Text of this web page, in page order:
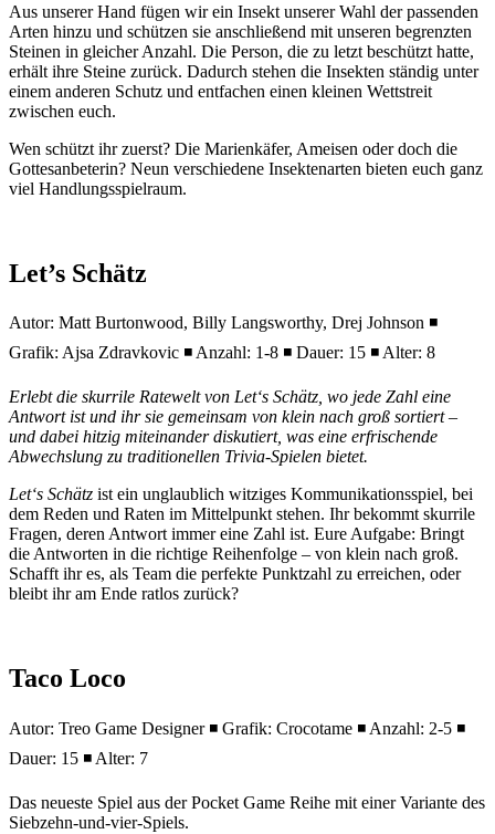
Aus unserer Hand fügen wir ein Insekt unserer Wahl der passenden
Arten hinzu und schützen sie anschließend mit unseren begrenzten
Steinen in gleicher Anzahl. Die Person, die zu letzt beschützt hatte,
erhält ihre Steine zurück. Dadurch stehen die Insekten ständig unter
einem anderen Schutz und entfachen einen kleinen Wettstreit
zwischen euch.
Wen schützt ihr zuerst? Die Marienkäfer, Ameisen oder doch die
Gottesanbeterin? Neun verschiedene Insektenarten bieten euch ganz
viel Handlungsspielraum.
Let’s Schätz
Autor: Matt Burtonwood, Billy Langsworthy, Drej Johnson ◾
Grafik: Ajsa Zdravkovic ◾ Anzahl: 1-8 ◾ Dauer: 15 ◾ Alter: 8
Erlebt die skurrile Ratewelt von Let‘s Schätz, wo jede Zahl eine
Antwort ist und ihr sie gemeinsam von klein nach groß sortiert –
und dabei hitzig miteinander diskutiert, was eine erfrischende
Abwechslung zu traditionellen Trivia-Spielen bietet.
Let‘s Schätz ist ein unglaublich witziges Kommunikationsspiel, bei
dem Reden und Raten im Mittelpunkt stehen. Ihr bekommt skurrile
Fragen, deren Antwort immer eine Zahl ist. Eure Aufgabe: Bringt
die Antworten in die richtige Reihenfolge – von klein nach groß.
Schafft ihr es, als Team die perfekte Punktzahl zu erreichen, oder
bleibt ihr am Ende ratlos zurück?
Taco Loco
Autor: Treo Game Designer ◾ Grafik: Crocotame ◾ Anzahl: 2-5 ◾
Dauer: 15 ◾ Alter: 7
Das neueste Spiel aus der Pocket Game Reihe mit einer Variante des
Siebzehn-und-vier-Spiels.